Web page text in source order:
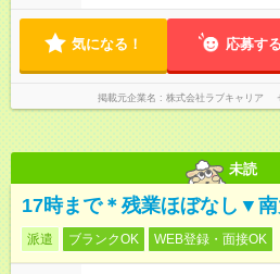
気になる！ 応募する
掲載元企業名 株式会社ラブキャリア
未読
17時まで＊残業ほぼなし▼
派遣 ブランクOK WEB登録・面接OK